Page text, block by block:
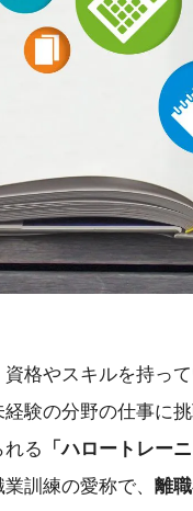
格やスキルを持っ
験の分野の仕事に
る
「ハロートレーニ
訓練の愛称で、 離